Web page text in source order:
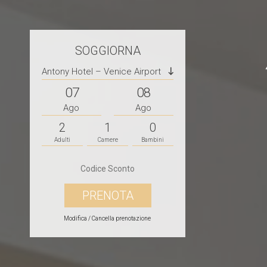
SOGGIORNA
Antony Hotel – Venice Airport
07
Ago
08
Ago
2
Adulti
1
Camere
0
Bambini
Modifica / Cancella prenotazione